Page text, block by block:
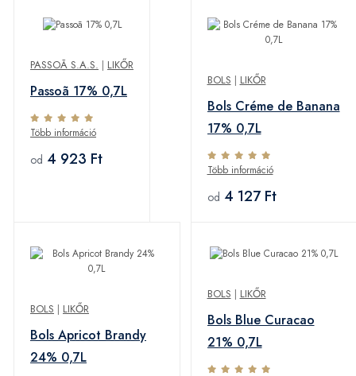
PASSOÃ S.A.S. | LIKŐR
Passoã 17% 0,7L
Több információ
od 4 923 Ft
BOLS | LIKŐR
Bols Créme de Banana
17% 0,7L
Több információ
od 4 127 Ft
BOLS | LIKŐR
Bols Apricot Brandy
24% 0,7L
BOLS | LIKŐR
Bols Blue Curacao
21% 0,7L